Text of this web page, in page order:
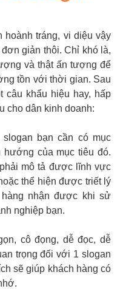
tráng, vi diệu vậy
giản thôi. Chỉ khó là,
và thật ấn tượng để
tồn với thời gian. Sau
câu khẩu hiệu hay, hấp
cho dân kinh doanh:
bạn cần có mục
của mục tiêu đó.
mô tả được lĩnh vực
thể hiện được triết lý
nhận được khi sử
nghiệp bạn.
cô đọng, dễ đọc, dễ
trọng đối với 1 slogan
sẽ giúp khách hàng có